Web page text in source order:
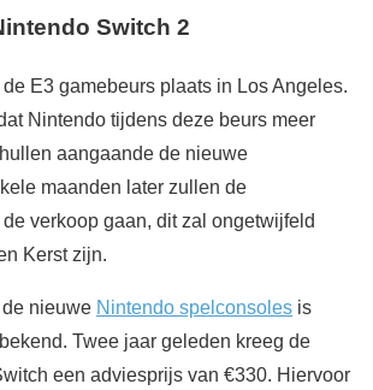
Switch 2
de E3 gamebeurs plaats in Los Angeles.
Nintendo tijdens deze beurs meer
aangaande de nieuwe
maanden later zullen de
verkoop gaan, dit zal ongetwijfeld
Kerst zijn.
nieuwe Nintendo spelconsoles is
Twee jaar geleden kreeg de
een adviesprijs van €330. Hiervoor